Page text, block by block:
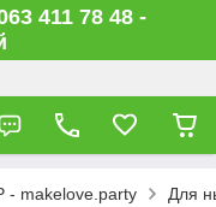
411 78 48 -
- makelove.party Для